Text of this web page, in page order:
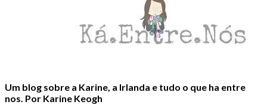
Um blog sobre a Karine, a Irlanda e tudo o que ha entre
nos. Por Karine Keogh